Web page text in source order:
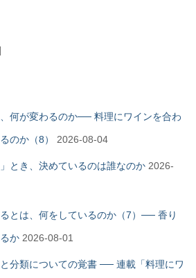
何が変わるのか── 料理にワインを合わ
のか（8） 2026-08-04
とき、決めているのは誰なのか 2026-
とは、何をしているのか（7）── 香り
か 2026-08-01
分類についての覚書 ── 連載「料理にワ